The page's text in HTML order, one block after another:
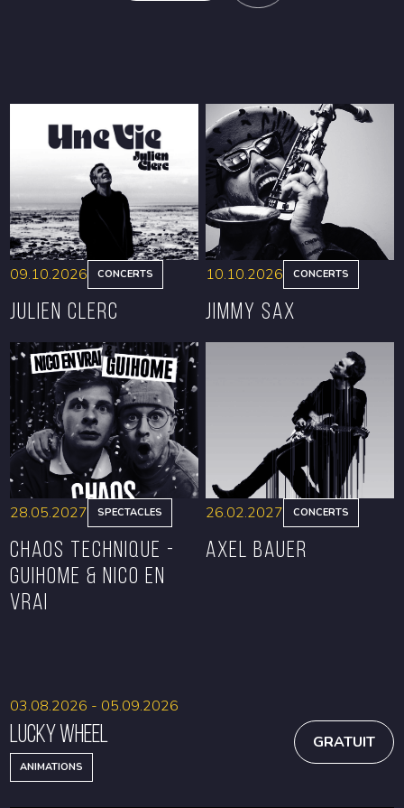
RÉSERVER
09.10.2026 CONCERTS
Julien Clerc
RÉSERVER
10.10.2026 CONCERTS
Jimmy Sax
28.05.2027 SPECTACLES
CHAOS TECHNIQUE -
GUIHOME & NICO EN
VRAI
26.02.2027 CONCERTS
Axel Bauer
Lucky Wheel
ANIMATIONS
03.08.2026 - 05.09.2026
GRATUIT